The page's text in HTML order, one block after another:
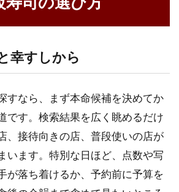
幸すしから
すなら、まず本命候補を決めてか
です。検索結果を広く眺めるだけ
、接待向きの店、普段使いの店が
います。特別な日ほど、点数や写
が落ち着けるか、予約前に予算を